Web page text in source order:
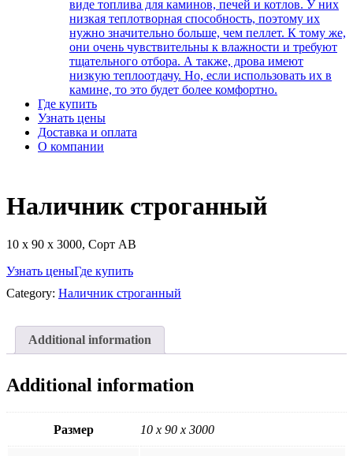
виде топлива для каминов, печей и котлов. У них
низкая теплотворная способность, поэтому их
нужно значительно больше, чем пеллет. К тому же,
они очень чувствительны к влажности и требуют
тщательного отбора. А также, дрова имеют
низкую теплоотдачу. Но, если использовать их в
камине, то это будет более комфортно.
Где купить
Узнать цены
Доставка и оплата
О компании
Наличник строганный
10 х 90 х 3000, Сорт АВ
Узнать ценыГде купить
Category: Наличник строганный
Additional information
Additional information
Размер 10 х 90 х 3000